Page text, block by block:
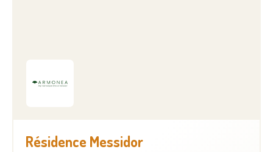
Résidence Messidor